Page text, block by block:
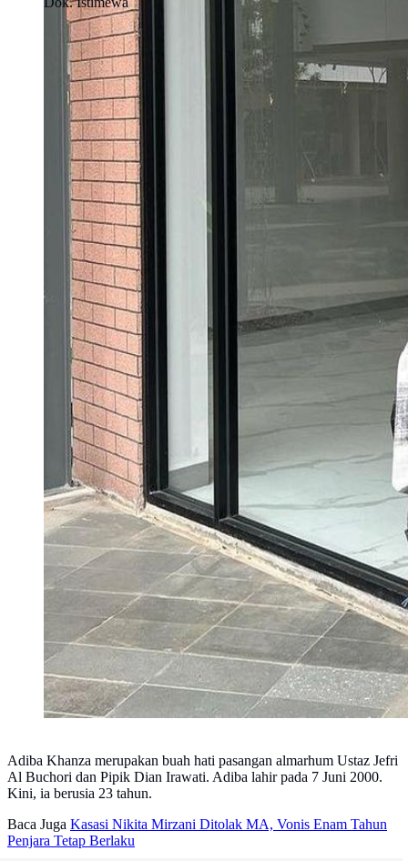
Adiba Khanza merupakan buah hati pasangan almarhum Ustaz Jefri
Al Buchori dan Pipik Dian Irawati. Adiba lahir pada 7 Juni 2000.
Kini, ia berusia 23 tahun.
Baca Juga Kasasi Nikita Mirzani Ditolak MA, Vonis Enam Tahun
Penjara Tetap Berlaku